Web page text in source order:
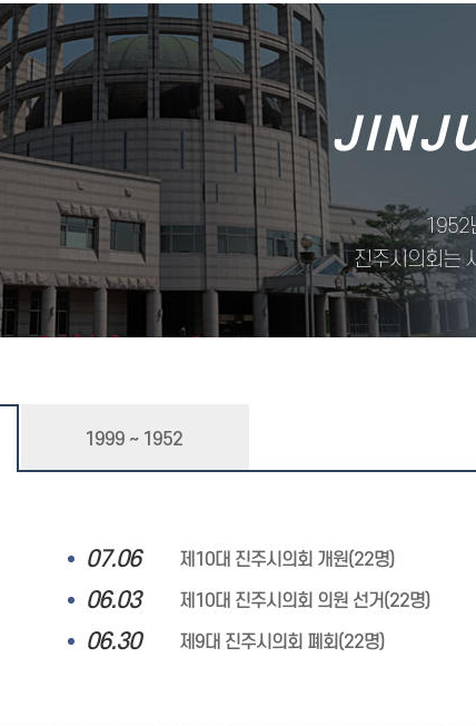
1952
진주시의회는
07.06 제10대 진주시의회 개원(22명)
06.03 제10대 진주시의회 의원 선거(22명)
06.30 제9대 진주시의회 폐회(22명)
1999 ~ 1952